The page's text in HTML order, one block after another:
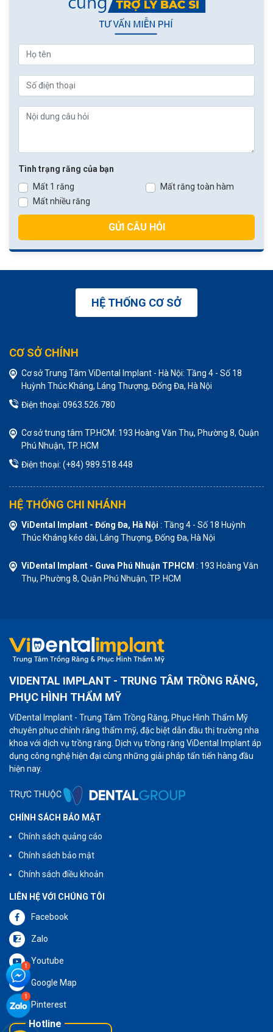
Tình trạng răng của bạn
Mất 1 răng
Mất nhiều răng
Mất răng toàn hàm
GỬI CÂU HỎI
HỆ THỐNG CƠ SỞ
CƠ SỞ CHÍNH
Cơ sở Trung Tâm ViDental Implant - Hà Nội: Tầng 4 - Số 18
Huỳnh Thúc Kháng, Láng Thượng, Đống Đa, Hà Nội
Điện thoại: 0963.526.780
Cơ sở trung tâm TP.HCM: 193 Hoàng Văn Thụ, Phường 8, Quận
Phú Nhuận, TP. HCM
Điện thoại: (+84) 989.518.448
HỆ THỐNG CHI NHÁNH
ViDental Implant - Đống Đa, Hà Nội : Tầng 4 - Số 18 Huỳnh
Thúc Kháng kéo dài, Láng Thượng, Đống Đa, Hà Nội
ViDental Implant - Guva Phú Nhuận TPHCM : 193 Hoàng Văn
Thụ, Phường 8, Quận Phú Nhuận, TP. HCM
VIDENTAL IMPLANT - TRUNG TÂM TRỒNG RĂNG,
PHỤC HÌNH THẨM MỸ
ViDental Implant - Trung Tâm Trồng Răng, Phục Hình Thẩm Mỹ
chuyên phục chỉnh răng thẩm mỹ, đặc biệt dẫn đầu thị trường nha
khoa với dịch vụ trồng răng. Dịch vụ trồng răng ViDental Implant áp
dụng công nghệ hiện đại cùng những giải pháp tấn tiến hàng đầu
hiện nay.
TRỰC THUỘC
CHÍNH SÁCH BẢO MẬT
Chính sách quảng cáo
Chính sách bảo mật
Chính sách điều khoản
LIÊN HỆ VỚI CHÚNG TÔI
Facebook
Zalo
Youtube
Google Map
Pinterest